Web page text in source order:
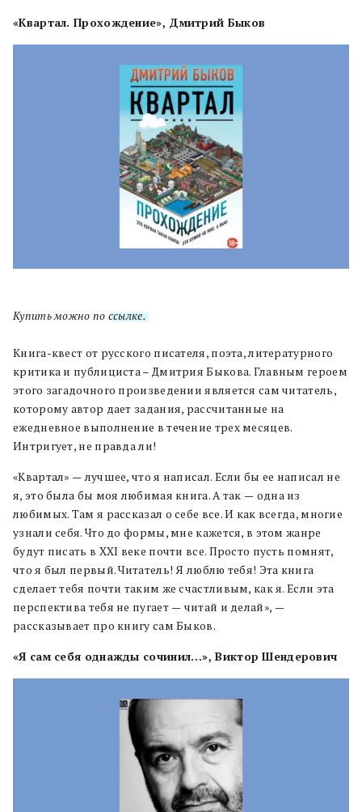
«Квартал. Прохождение», Дмитрий Быков
Купить можно по ссылке.
Книга-квест от русского писателя, поэта, литературного
критика и публициста – Дмитрия Быкова. Главным героем
этого загадочного произведении является сам читатель,
которому автор дает задания, рассчитанные на
ежедневное выполнение в течение трех месяцев.
Интригует, не правда ли!
«Квартал» —лучшее, что я написал. Если бы ее написал не
я, это была бы моя любимая книга. А так — одна из
любимых. Там я рассказал о себе все. И как всегда, многие
узнали себя. Что до формы, мне кажется, в этом жанре
будут писать в XXI веке почти все. Просто пусть помнят,
что я был первый. Читатель! Я люблю тебя! Эта книга
сделает тебя почти таким же счастливым, как я. Если эта
перспектива тебя не пугает — читай и делай», —
рассказывает про книгу сам Быков.
«Я сам себя однажды сочинил…», Виктор Шендерович